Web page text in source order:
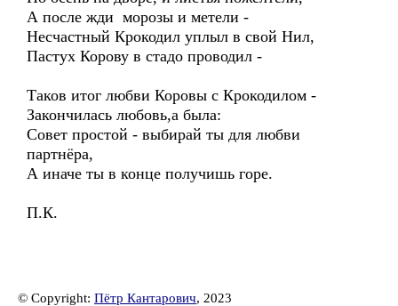
А после жди морозы и метели -
Несчастный Крокодил уплыл в свой Нил,
Пастух Корову в стадо проводил -
Таков итог любви Коровы с Крокодилом -
Закончилась любовь,а была:
Совет простой - выбирай ты для любви
партнёра,
А иначе ты в конце получишь горе.
П.К.
© Copyright: Пётр Кантарович, 2023